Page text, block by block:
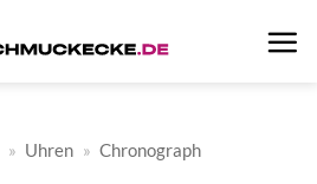
» Uhren » Chronograph